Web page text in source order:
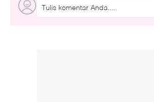
Tulis komentar Anda....